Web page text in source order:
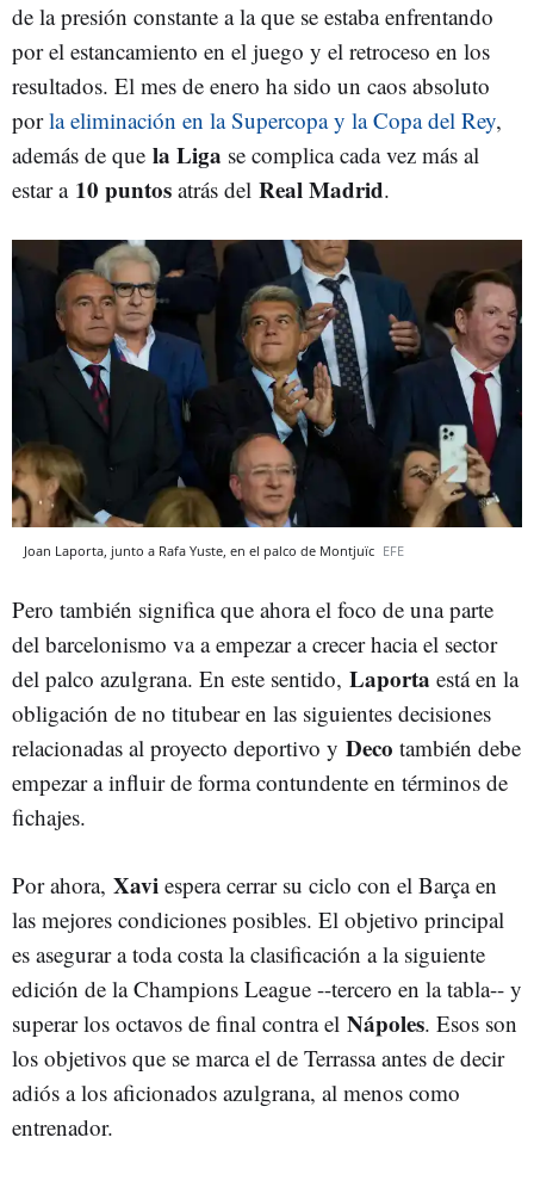
de la presión constante a la que se estaba enfrentando
por el estancamiento en el juego y el retroceso en los
resultados. El mes de enero ha sido un caos absoluto
porla eliminación en la Supercopa y la Copa del Rey,
además de que la Liga se complica cada vez más al
estar a 10 puntos atrás del Real Madrid.
Joan Laporta, junto a Rafa Yuste, en el palco de Montjuïc EFE
Pero también significa que ahora el foco de una parte
del barcelonismo va a empezar a crecer hacia el sector
del palco azulgrana. En este sentido, Laporta está en la
obligación de no titubear en las siguientes decisiones
relacionadas al proyecto deportivo y Deco también debe
empezar a influir de forma contundente en términos de
fichajes.
Por ahora, Xavi espera cerrar su ciclo con el Barça en
las mejores condiciones posibles. El objetivo principal
es asegurar a toda costa la clasificación a la siguiente
edición de la Champions League --tercero en la tabla-- y
superar los octavos de final contra el Nápoles. Esos son
los objetivos que se marca el de Terrassa antes de decir
adiós a los aficionados azulgrana, al menos como
entrenador.